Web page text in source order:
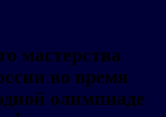
мастерства
во время
олимпиаде